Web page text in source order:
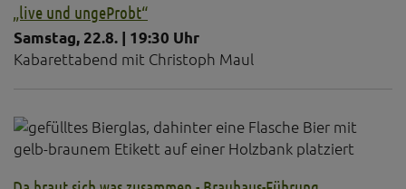
„live und ungeProbt“
Samstag, 22.8. | 19:30 Uhr
Kabarettabend mit Christoph Maul